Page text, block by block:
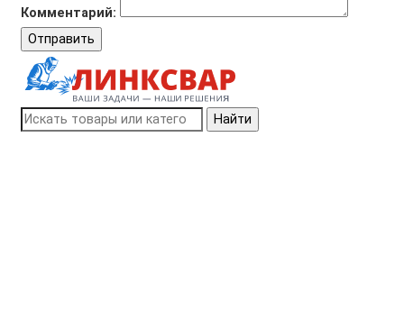
Комментарий:
Отправить
Найти